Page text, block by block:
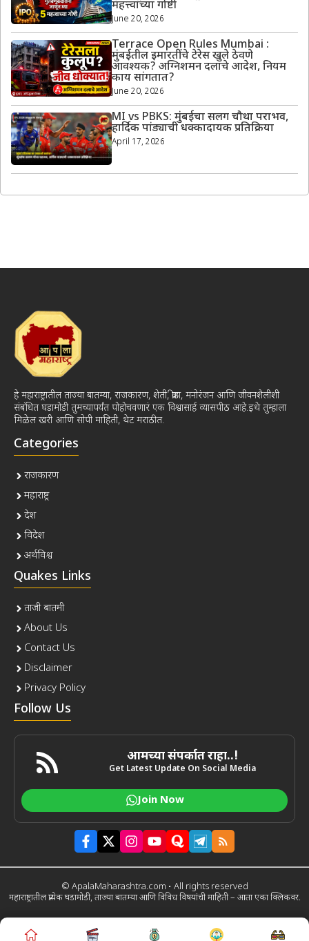
महत्त्वाच्या गोष्टी
June 20, 2026
Terrace Open Rules Mumbai :
मुंबईतील इमारतींचे टेरेस खुले ठेवणे
आवश्यक? अग्निशमन दलाचे आदेश, नियम
काय सांगतात?
June 20, 2026
MI vs PBKS: मुंबईचा सलग चौथा पराभव,
हार्दिक पांड्याची धक्कादायक प्रतिक्रिया
April 17, 2026
हे महाराष्ट्रातील ताज्या बातम्या, राजकारण, शेती, क्रीडा, मनोरंजन आणि जीवनशैलीशी
संबंधित घडामोडी तुमच्यापर्यंत पोहोचवणारं एक विश्वासार्ह व्यासपीठ आहे.इथे तुम्हाला
मिळेल खरी आणि सोपी माहिती, थेट मराठीत.
Categories
राजकारण
महाराष्ट्र
देश
विदेश
अर्थविश्व
Quakes Links
ताजी बातमी
About Us
Contact Us
Disclaimer
Privacy Policy
Follow Us
आमच्या संपर्कात राहा..!
Get Latest Update On Social Media
Join Now
© ApalaMaharashtra.com • All rights reserved
महाराष्ट्रातील प्रत्येक घडामोडी, ताज्या बातम्या आणि विविध विषयांची माहिती – आता एका क्लिकवर.